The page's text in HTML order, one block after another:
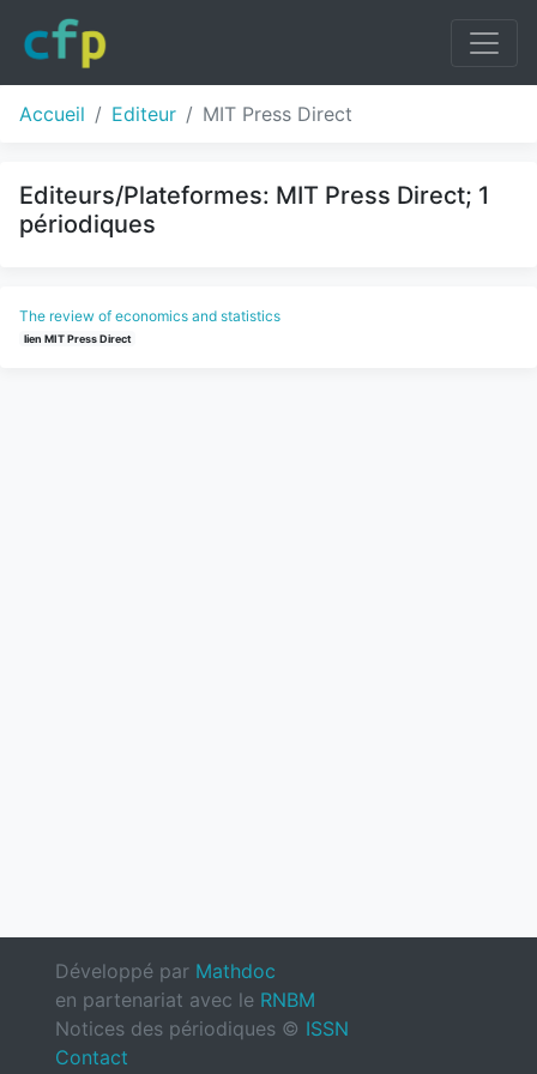
Accueil Editeur MIT Press Direct
Editeurs/Plateformes: MIT Press Direct; 1
périodiques
The review of economics and statistics
lien MIT Press Direct
Développé par Mathdoc
en partenariat avec le RNBM
Notices des périodiques © ISSN
Contact